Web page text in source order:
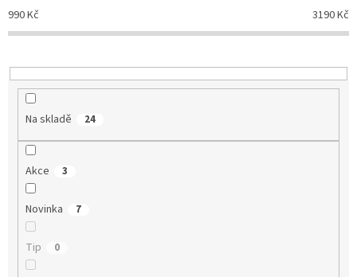
k
t
990Kč 3190Kč
Na skladě 24
Akce 3
Novinka 7
Tip 0